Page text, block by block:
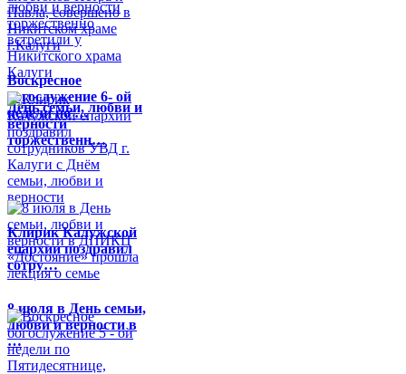
Воскресное
богослужение 6- ой
недели по …
День семьи, любви и
верности
торжественн…
Клирик Калужской
епархии поздравил
сотру…
8 июля в День семьи,
любви и верности в
…